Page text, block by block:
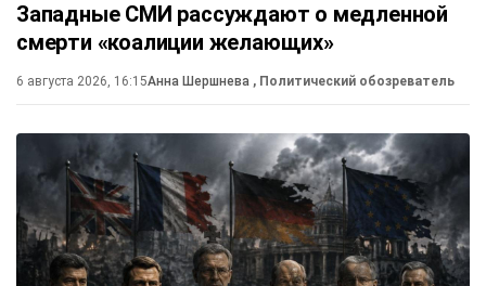
Западные СМИ рассуждают о медленной
смерти «коалиции желающих»
6 августа 2026, 16:15Анна Шершнева , Политический обозреватель